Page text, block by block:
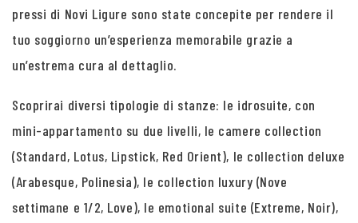
pressi di Novi Ligure sono state concepite per rendere il
tuo soggiorno un’esperienza memorabile grazie a
un’estrema cura al dettaglio.
Scoprirai diversi tipologie di stanze: le idrosuite, con
mini-appartamento su due livelli, le camere collection
(Standard, Lotus, Lipstick, Red Orient), le collection deluxe
(Arabesque, Polinesia), le collection luxury (Nove
settimane e 1/2, Love), le emotional suite (Extreme, Noir),